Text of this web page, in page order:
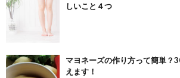
しいこと４つ
マヨネーズの作り方って簡単？
えます！